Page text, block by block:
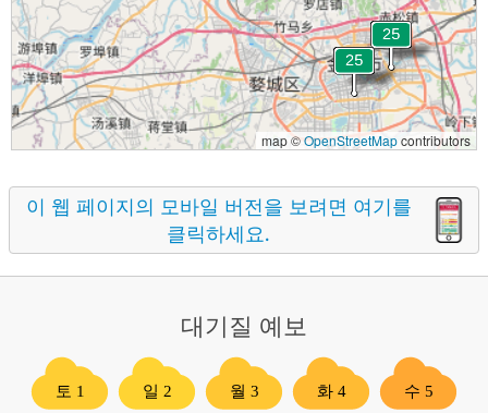
map ©OpenStreetMapcontributors
이 웹 페이지의 모바일 버전을 보려면 여기를
클릭하세요.
대기질 예보
토 1 일 2 월 3 화 4 수 5